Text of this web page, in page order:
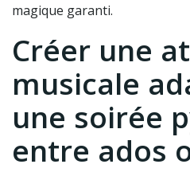
magique garanti.
Créer une
musicale
une soirée
entre ados